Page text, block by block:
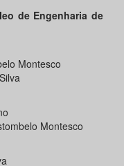
de Engenharia de
Montesco
Montesco